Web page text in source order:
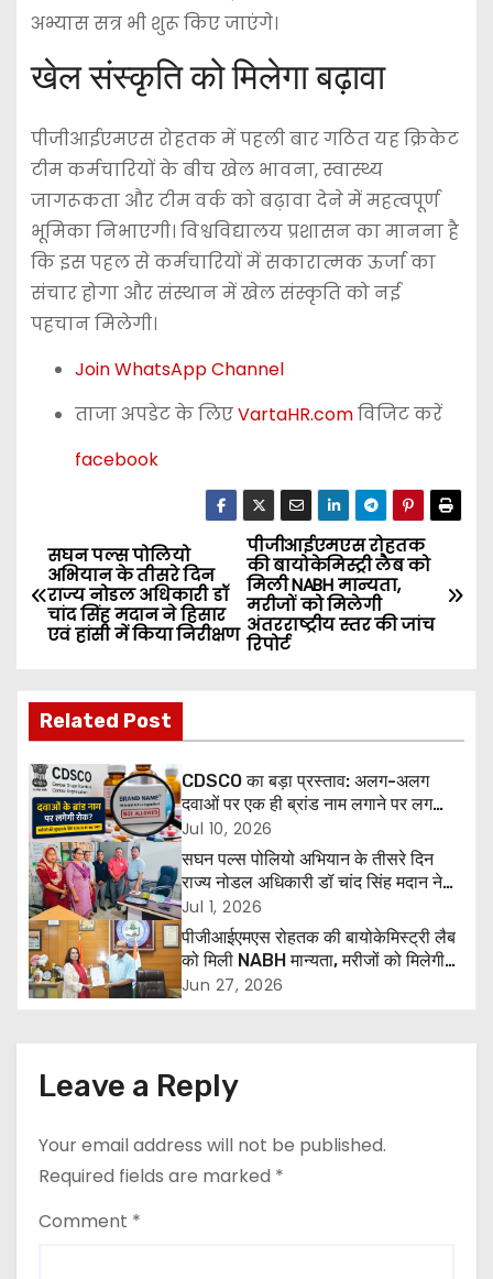
अभ्यास सत्र भी शुरू किए जाएंगे।
खेल संस्कृति को मिलेगा बढ़ावा
पीजीआईएमएस रोहतक में पहली बार गठित यह क्रिकेट
टीम कर्मचारियों के बीच खेल भावना, स्वास्थ्य
जागरूकता और टीम वर्क को बढ़ावा देने में महत्वपूर्ण
भूमिका निभाएगी। विश्वविद्यालय प्रशासन का मानना है
कि इस पहल से कर्मचारियों में सकारात्मक ऊर्जा का
संचार होगा और संस्थान में खेल संस्कृति को नई
पहचान मिलेगी।
Join WhatsApp Channel
ताजा अपडेट के लिएVartaHR.comविजिट करें
facebook
P
o
s
t
n
a
v
i
g
a
n
पीजीआईएमएस रोहतक
की बायोकेमिस्ट्री लैब को
मिली NABH मान्यता,
मरीजों को मिलेगी
अंतरराष्ट्रीय स्तर की जांच
रिपोर्ट
सघन पल्स पोलियो
अभियान के तीसरे दिन
राज्य नोडल अधिकारी डॉ
चांद सिंह मदान ने हिसार
एवं हांसी में किया निरीक्षण
Related Post
CDSCO का बड़ा प्रस्ताव: अलग-अलग
दवाओं पर एक ही ब्रांड नाम लगाने पर लग
सकती है रोक, मरीजों की सुरक्षा होगी मजबूत
Jul 10, 2026
सघन पल्स पोलियो अभियान के तीसरे दिन
राज्य नोडल अधिकारी डॉ चांद सिंह मदान ने
हिसार एवं हांसी में किया निरीक्षण
Jul 1, 2026
पीजीआईएमएस रोहतक की बायोकेमिस्ट्री लैब
को मिली NABH मान्यता, मरीजों को मिलेगी
अंतरराष्ट्रीय स्तर की जांच रिपोर्ट
Jun 27, 2026
Leave a Reply
Your email address will not be published.
Required fields are marked *
Comment *